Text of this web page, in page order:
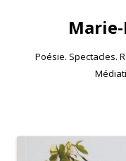
Poésie. Spectacles.